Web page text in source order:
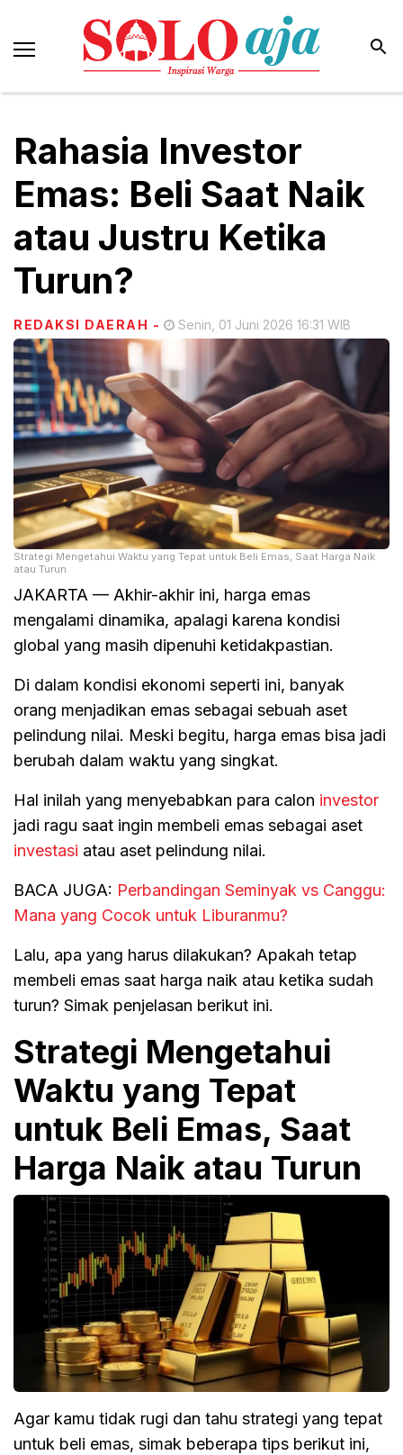
Rahasia Investor
Emas: Beli Saat Naik
atau Justru Ketika
Turun?
REDAKSI DAERAH - Senin, 01 Juni 2026 16:31 WIB
Strategi Mengetahui Waktu yang Tepat untuk Beli Emas, Saat Harga Naik
atau Turun
JAKARTA — Akhir-akhir ini, harga emas
mengalami dinamika, apalagi karena kondisi
global yang masih dipenuhi ketidakpastian.
Di dalam kondisi ekonomi seperti ini, banyak
orang menjadikan emas sebagai sebuah aset
pelindung nilai. Meski begitu, harga emas bisa jadi
berubah dalam waktu yang singkat.
Hal inilah yang menyebabkan para calon investor
jadi ragu saat ingin membeli emas sebagai aset
investasi atau aset pelindung nilai.
BACA JUGA: Perbandingan Seminyak vs Canggu:
Mana yang Cocok untuk Liburanmu?
Lalu, apa yang harus dilakukan? Apakah tetap
membeli emas saat harga naik atau ketika sudah
turun? Simak penjelasan berikut ini.
Strategi Mengetahui
Waktu yang Tepat
untuk Beli Emas, Saat
Harga Naik atau Turun
Agar kamu tidak rugi dan tahu strategi yang tepat
untuk beli emas, simak beberapa tips berikut ini,